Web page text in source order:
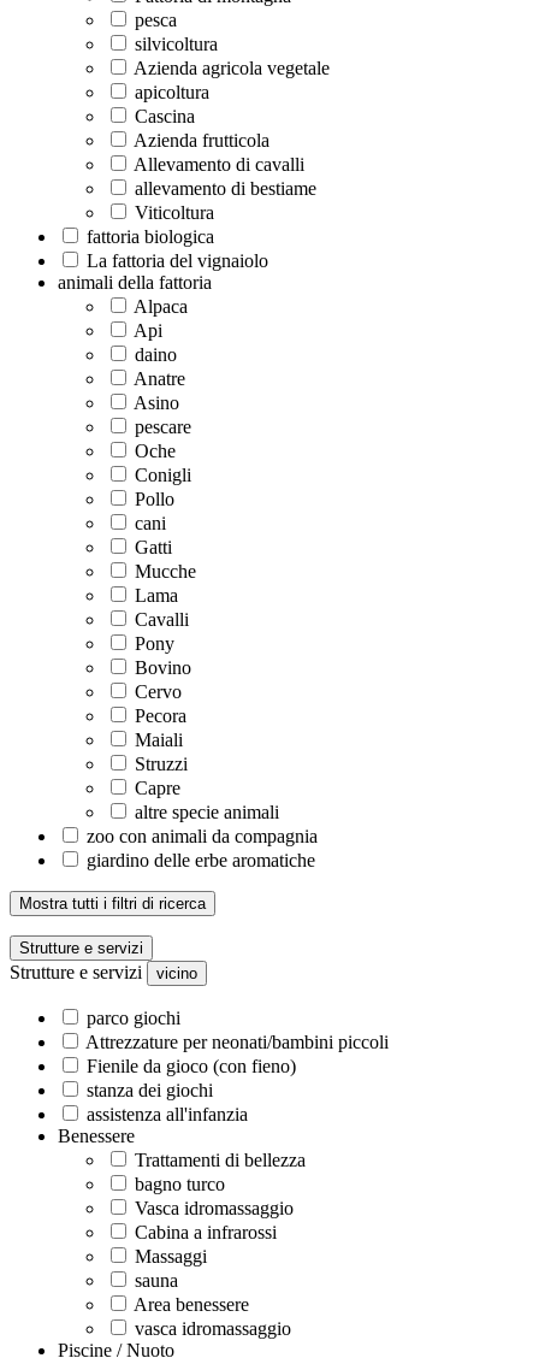
pesca
silvicoltura
Azienda agricola vegetale
apicoltura
Cascina
Azienda frutticola
Allevamento di cavalli
allevamento di bestiame
Viticoltura
fattoria biologica
La fattoria del vignaiolo
animali della fattoria
Alpaca
Api
daino
Anatre
Asino
pescare
Oche
Conigli
Pollo
cani
Gatti
Mucche
Lama
Cavalli
Pony
Bovino
Cervo
Pecora
Maiali
Struzzi
Capre
altre specie animali
zoo con animali da compagnia
giardino delle erbe aromatiche
Mostra tutti i filtri di ricerca
Strutture e servizi
Strutture e servizi vicino
parco giochi
Attrezzature per neonati/bambini piccoli
Fienile da gioco (con fieno)
stanza dei giochi
assistenza all'infanzia
Benessere
Trattamenti di bellezza
bagno turco
Vasca idromassaggio
Cabina a infrarossi
Massaggi
sauna
Area benessere
vasca idromassaggio
Piscine / Nuoto